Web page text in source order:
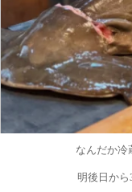
なんだか冷
明後日から